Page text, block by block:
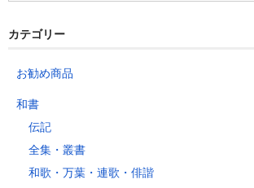
カテゴリー
お勧め商品
和書
伝記
全集・叢書
和歌・万葉・連歌・俳諧